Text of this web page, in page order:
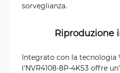
sorveglianza.
Riproduzione
Integrato con la tecnologia
l'NVR4108-8P-4KS3 offre